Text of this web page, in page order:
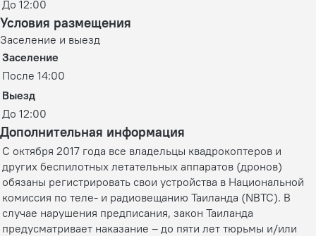
До 12:00
Условия размещения
Заселение и выезд
Заселение
После 14:00
Выезд
До 12:00
Дополнительная информация
С октября 2017 года все владельцы квадрокоптеров и
других беспилотных летательных аппаратов (дронов)
обязаны регистрировать свои устройства в Национальной
комиссия по теле- и радиовещанию Таиланда (NBTC). В
случае нарушения предписания, закон Таиланда
предусматривает наказание – до пяти лет тюрьмы и/или